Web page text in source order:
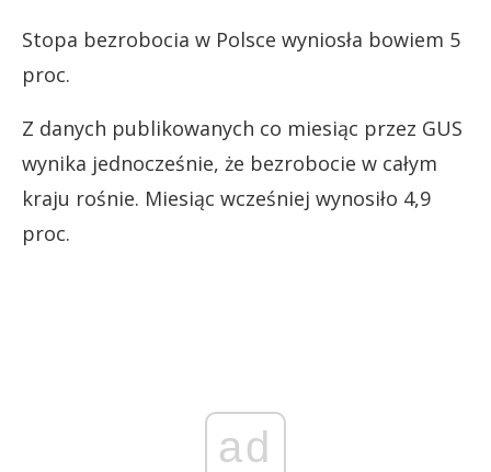
Stopa bezrobocia w Polsce wyniosła bowiem 5
proc.
Z danych publikowanych co miesiąc przez GUS
wynika jednocześnie, że bezrobocie w całym
kraju rośnie. Miesiąc wcześniej wynosiło 4,9
proc.
ad